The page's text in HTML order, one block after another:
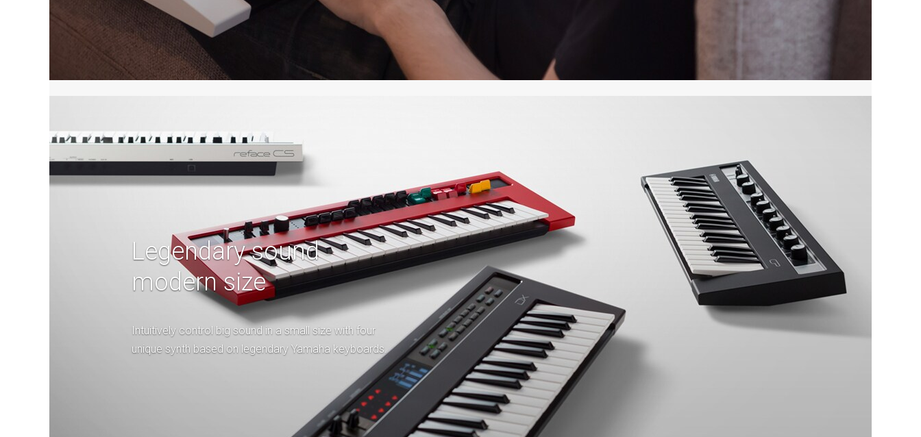
Legendary sound
modern size
Intuitively control big sound in a small size with four
unique synth based on legendary Yamaha keyboards.